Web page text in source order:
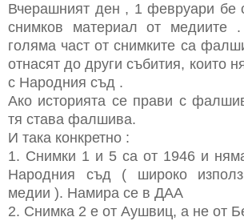
Вчерашният ден , 1 февруари бе
снимков материал от медиите
голяма част от снимките са
отнасят до други събития, които
с Народния съд .
Ако историята се прави с
тя става фалшива.
И така конкретно :
1. Снимки 1 и 5 са от 1946 и
Народния съд ( широко
медии ). Намира се в ДАА
2. Снимка 2 е от Аушвиц, а не от